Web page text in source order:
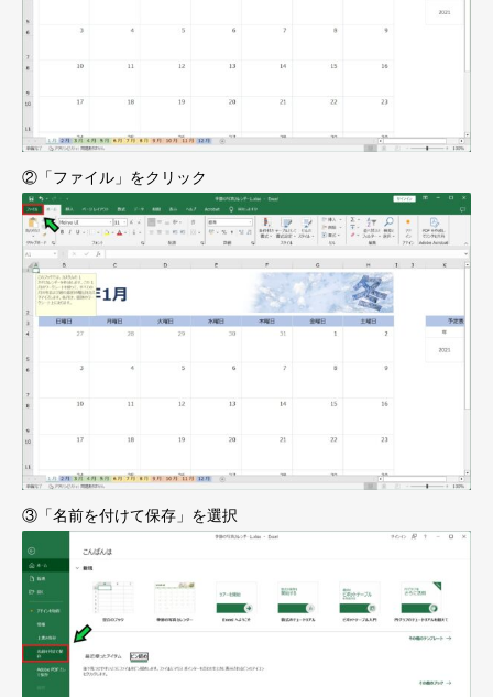
②「ファイル」をクリック
③「名前を付けて保存」を選択